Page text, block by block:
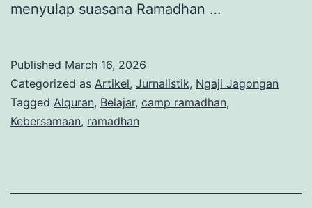
menyulap suasana Ramadhan …
Published March 16, 2026
Categorized as Artikel, Jurnalistik, Ngaji Jagongan
Tagged Alquran, Belajar, camp ramadhan,
Kebersamaan, ramadhan